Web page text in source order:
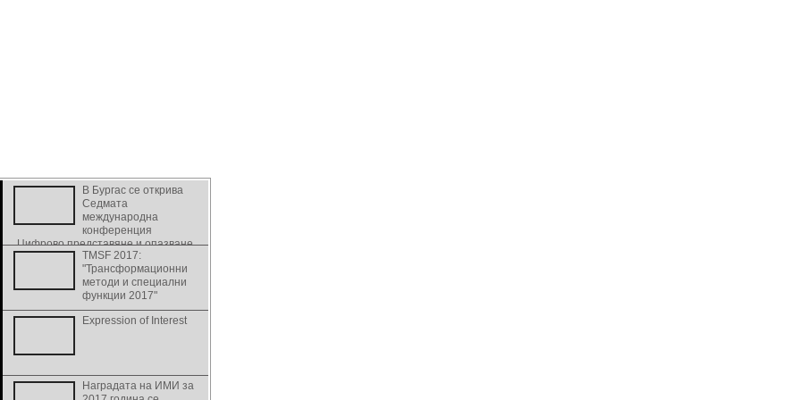
В Бургас се открива
Седмата
международна
конференция
„Цифрово представяне и опазване
на културно и научно наследство” -
TMSF 2017:
"Трансформационни
методи и специални
функции 2017"
Expression of Interest
Наградата на ИМИ за